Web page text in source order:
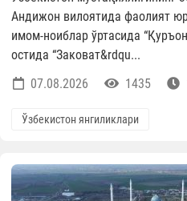
Андижон вилоятида фаолият
имом-ноиблар ўртасида
остида “Заковат&rdqu...
07.08.2026
1435
Ўзбекистон янгиликлари